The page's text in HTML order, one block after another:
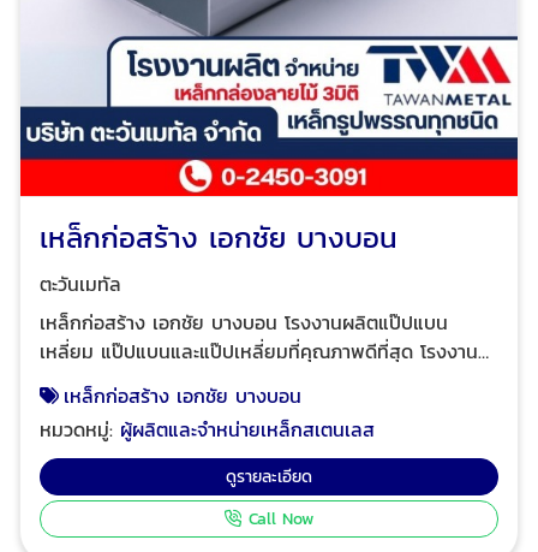
เหล็กก่อสร้าง เอกชัย บางบอน
ตะวันเมทัล
เหล็กก่อสร้าง เอกชัย บางบอน โรงงานผลิตแป๊ปแบน
เหลี่ยม แป๊ปแบนและแป๊ปเหลี่ยมที่คุณภาพดีที่สุด โรงงาน
ของเราเชี่ยวชาญในการผลิตแป๊ปแบนและแป๊ปเหลี่ยมที่มี
คุณภาพสูงสุด ด้วยการใช้วัตถุดิบที่ผ่านการคัดสรรมาอย่าง
ดีและกระบวนการผลิตที่ได้มาตรฐานสากล มั่นใจได้ว่าแป๊ปที่
ผลิตจากโรงงานของเราจะมีความทนทานและคงทนต่อการใช้
งานในระยะยาว คุณภาพที่ดีเยี่ยม เราใช้เทคโนโลยีการผลิตที่
ทันสมัยในการผลิตแป๊ปแบนและแป๊ปเหลี่ยม เพื่อให้มั่นใจว่า
เหล็กก่อสร้าง เอกชัย บางบอน
หมวดหมู่: ผู้ผลิตและจำหน่ายเหล็กสเตนเลส
ดูรายละเอียด
Call Now